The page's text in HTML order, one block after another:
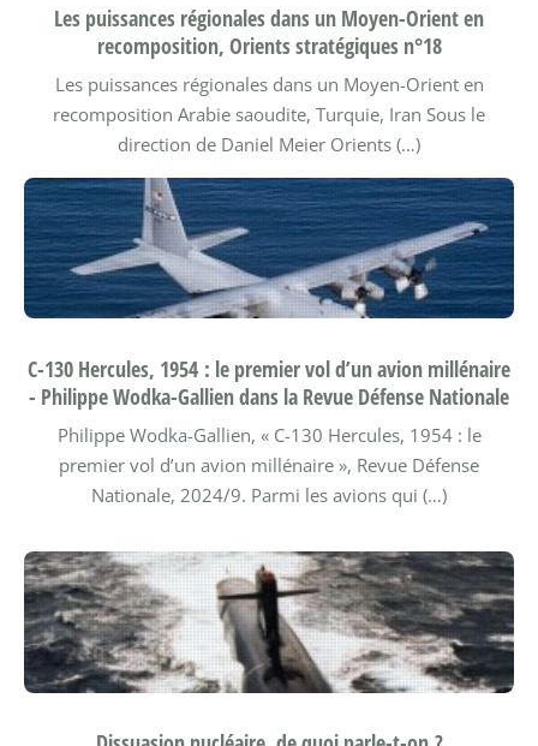
Les puissances régionales dans un Moyen-Orient en
recomposition, Orients stratégiques n°18
Les puissances régionales dans un Moyen-Orient en
recomposition Arabie saoudite, Turquie, Iran Sous le
direction de Daniel Meier Orients (…)
C-130 Hercules, 1954 : le premier vol d’un avion millénaire
- Philippe Wodka-Gallien dans la Revue Défense Nationale
Philippe Wodka-Gallien, « C-130 Hercules, 1954 : le
premier vol d’un avion millénaire », Revue Défense
Nationale, 2024/9. Parmi les avions qui (…)